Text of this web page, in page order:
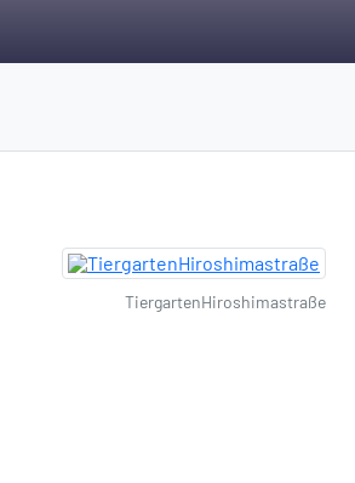
TiergartenHiroshimastraße